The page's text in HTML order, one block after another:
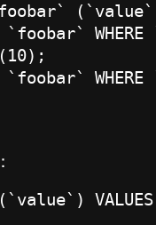
WHERE
WHERE